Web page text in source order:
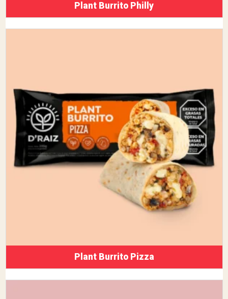
Plant Burrito Philly
Plant Burrito Pizza